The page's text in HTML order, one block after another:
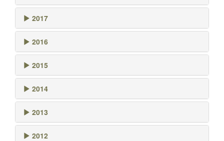
2017
2016
2015
2014
2013
2012